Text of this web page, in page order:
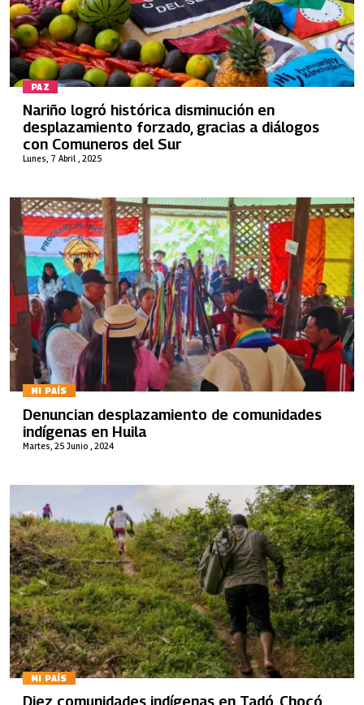
PAZ
Lunes, 7 Abril , 2025
Nariño logró histórica disminución en
desplazamiento forzado, gracias a diálogos
con Comuneros del Sur
MI PAÍS
Martes, 25 Junio , 2024
Denuncian desplazamiento de comunidades
indígenas en Huila
MI PAÍS
Diez comunidades indígenas en Tadó, Chocó,